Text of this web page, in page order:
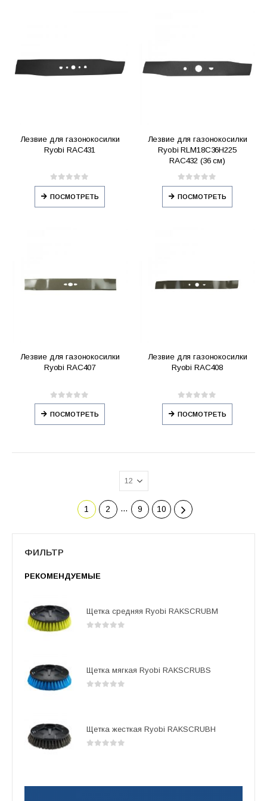
Лезвие для газонокосилки
Ryobi RAC431
0out of 5
ПОСМОТРЕТЬ
Лезвие для газонокосилки
Ryobi RLM18C36H225
RAC432 (36 см)
0out of 5
ПОСМОТРЕТЬ
Лезвие для газонокосилки
Ryobi RAC407
0out of 5
ПОСМОТРЕТЬ
Лезвие для газонокосилки
Ryobi RAC408
0out of 5
ПОСМОТРЕТЬ
1 2 … 9 10
ФИЛЬТР
РЕКОМЕНДУЕМЫЕ
Щетка средняя Ryobi RAKSCRUBM
Щетка мягкая Ryobi RAKSCRUBS
Щетка жесткая Ryobi RAKSCRUBH